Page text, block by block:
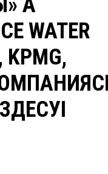
WATER
KPMG,